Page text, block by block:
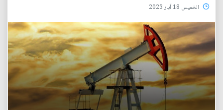
الخميس 18 آيار 2023